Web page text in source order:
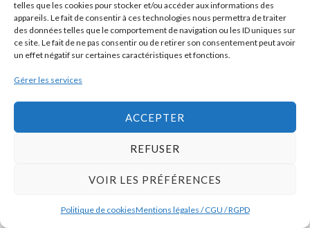
telles que les cookies pour stocker et/ou accéder aux informations des
appareils. Le fait de consentir à ces technologies nous permettra de traiter
des données telles que le comportement de navigation ou les ID uniques sur
ce site. Le fait de ne pas consentir ou de retirer son consentement peut avoir
un effet négatif sur certaines caractéristiques et fonctions.
Gérer les services
ACCEPTER
REFUSER
VOIR LES PRÉFÉRENCES
Politique de cookiesMentions légales / CGU / RGPD